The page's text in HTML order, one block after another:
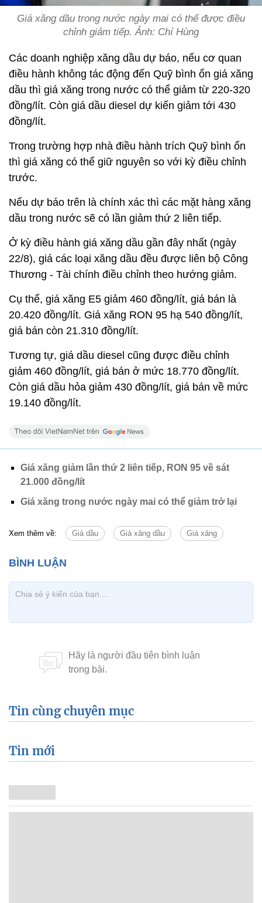
Giá xăng dầu trong nước ngày mai có thể được điều
chỉnh giảm tiếp. Ảnh: Chí Hùng
Các doanh nghiệp xăng dầu dự báo, nếu cơ quan
điều hành không tác động đến Quỹ bình ổn giá xăng
dầu thì giá xăng trong nước có thể giảm từ 220-320
đồng/lít. Còn giá dầu diesel dự kiến giảm tới 430
đồng/lít.
Trong trường hợp nhà điều hành trích Quỹ bình ổn
thì giá xăng có thể giữ nguyên so với kỳ điều chỉnh
trước.
Nếu dự báo trên là chính xác thì các mặt hàng xăng
dầu trong nước sẽ có lần giảm thứ 2 liên tiếp.
Ở kỳ điều hành giá xăng dầu gần đây nhất (ngày
22/8), giá các loại xăng dầu đều được liên bộ Công
Thương - Tài chính điều chỉnh theo hướng giảm.
Cụ thể, giá xăng E5 giảm 460 đồng/lít, giá bán là
20.420 đồng/lít. Giá xăng RON 95 hạ 540 đồng/lít,
giá bán còn 21.310 đồng/lít.
Tương tự, giá dầu diesel cũng được điều chỉnh
giảm 460 đồng/lít, giá bán ở mức 18.770 đồng/lít.
Còn giá dầu hỏa giảm 430 đồng/lít, giá bán về mức
19.140 đồng/lít.
Giá xăng giảm lần thứ 2 liên tiếp, RON 95 về sát
21.000 đồng/lít
Giá xăng trong nước ngày mai có thể giảm trở lại
Xem thêm về: Giá dầu Giá xăng dầu Giá xăng
Tin cùng chuyên mục
Tin mới